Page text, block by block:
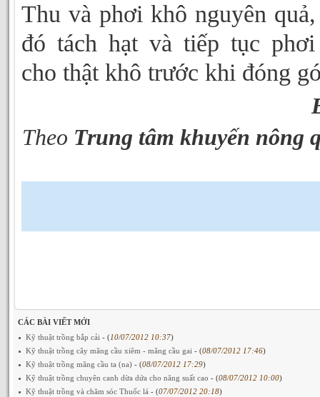
Thu và phơi khô nguyên quả,
đó tách hạt và tiếp tục
cho thật khô trước khi đóng
Theo Trung tâm khuyến nông
CÁC BÀI VIẾT MỚI
Kỹ thuật trồng bắp cải - (10/07/2012 10:37)
Kỹ thuật trồng cây mãng cầu xiêm - mãng cầu gai - (08/07/2012 17:46)
Kỹ thuật trồng mãng cầu ta (na) - (08/07/2012 17:29)
Kỹ thuật trồng chuyên canh dừa dứa cho năng suất cao - (08/07/2012 10:00)
Kỹ thuật trồng và chăm sóc Thuốc lá - (07/07/2012 20:18)